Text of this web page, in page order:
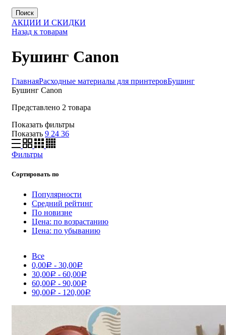
Поиск
АКЦИИ И СКИДКИ
Назад к товарам
Бушинг Canon
ГлавнаяРасходные материалы для принтеровБушинг
Бушинг Canon
Представлено 2 товара
Показать фильтры
Показать 9 24 36
Фильтры
Сортировать по
Популярности
Средний рейтинг
По новизне
Цена: по возрастанию
Цена: по убыванию
Все
0,00Р - 30,00Р
30,00Р - 60,00Р
60,00Р - 90,00Р
90,00Р - 120,00Р